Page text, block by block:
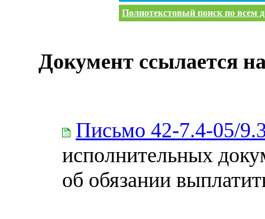
Полнотекстовый поиск по всем
Документ ссылается
Письмо 42-7.4-05/
исполнительных
об обязании